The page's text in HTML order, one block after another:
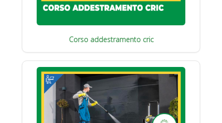
Corso addestramento cric